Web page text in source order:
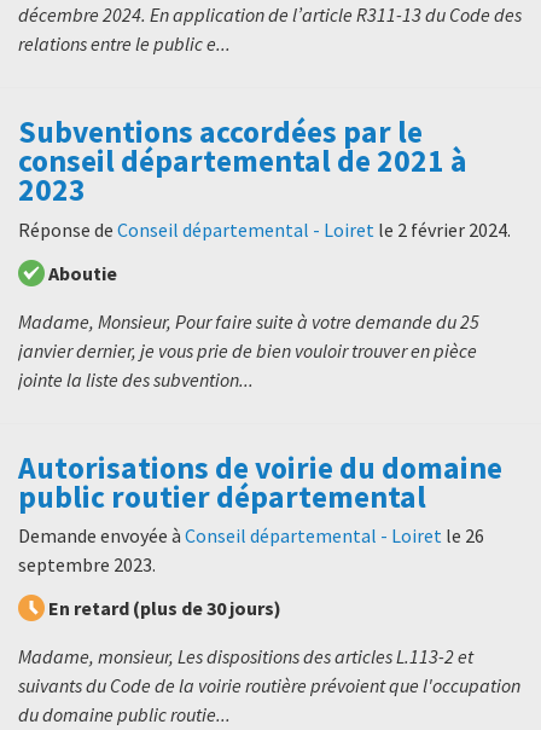
décembre 2024. En application de l’article R311-13 du Code des
relations entre le public e...
Subventions accordées par le
conseil départemental de 2021 à
2023
Réponse de Conseil départemental - Loiret le 2 février 2024.
Aboutie
Madame, Monsieur, Pour faire suite à votre demande du 25
janvier dernier, je vous prie de bien vouloir trouver en pièce
jointe la liste des subvention...
Autorisations de voirie du domaine
public routier départemental
Demande envoyée à Conseil départemental - Loiret le 26
septembre 2023.
En retard (plus de 30 jours)
Madame, monsieur, Les dispositions des articles L.113-2 et
suivants du Code de la voirie routière prévoient que l'occupation
du domaine public routie...